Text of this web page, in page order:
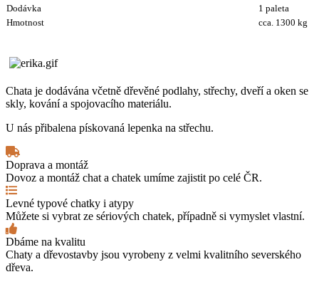
Dodávka
1 paleta
Hmotnost
cca. 1300 kg
Chata je dodávána včetně dřevěné podlahy, střechy, dveří a oken se
skly, kování a spojovacího materiálu.
U nás přibalena pískovaná lepenka na střechu.
Doprava a montáž
Dovoz a montáž chat a chatek umíme zajistit po celé ČR.
Levné typové chatky i atypy
Můžete si vybrat ze sériových chatek, případně si vymyslet vlastní.
Dbáme na kvalitu
Chaty a dřevostavby jsou vyrobeny z velmi kvalitního severského
dřeva.